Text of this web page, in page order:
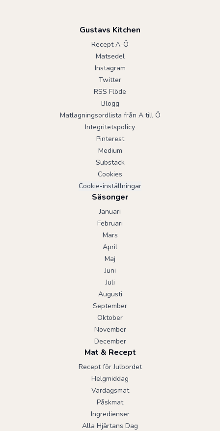
Gustavs Kitchen
Recept A-Ö
Matsedel
Instagram
Twitter
RSS Flöde
Blogg
Matlagningsordlista från A till Ö
Integritetspolicy
Pinterest
Medium
Substack
Cookies
Cookie-inställningar
Säsonger
Januari
Februari
Mars
April
Maj
Juni
Juli
Augusti
September
Oktober
November
December
Mat & Recept
Recept för Julbordet
Helgmiddag
Vardagsmat
Påskmat
Ingredienser
Alla Hjärtans Dag